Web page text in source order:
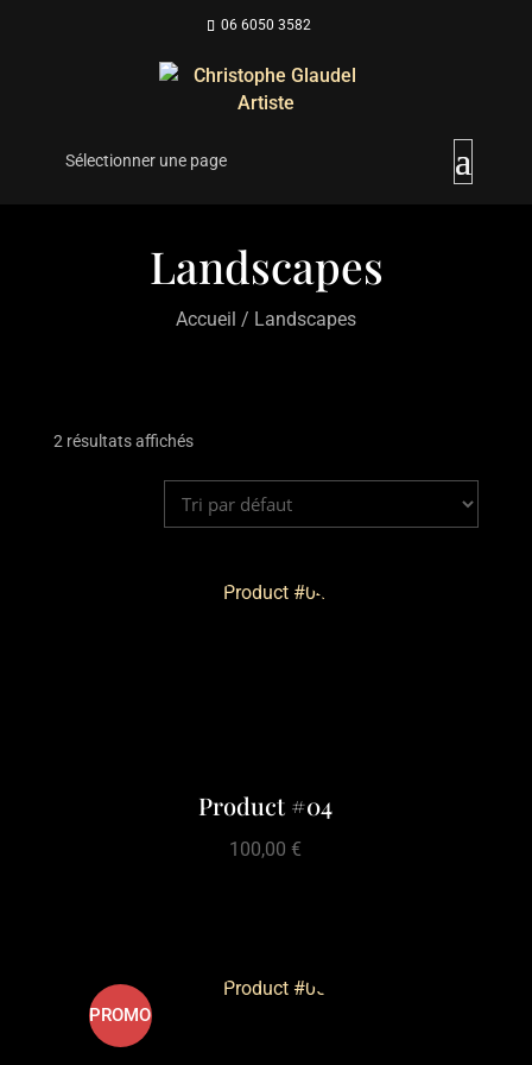
06 6050 3582
Sélectionner une page
Landscapes
Accueil / Landscapes
2 résultats affichés
Product #04
100,00€
PROMO